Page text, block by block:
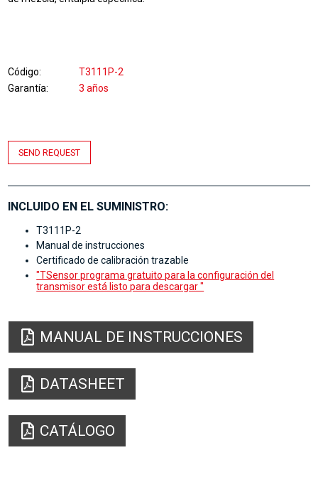
Código
T3111P-2
Garantía
3 años
SEND REQUEST
INCLUIDO EN EL SUMINISTRO:
T3111P-2
Manual de instrucciones
Certificado de calibración trazable
"TSensor programa gratuito para la configuración del
transmisor está listo para descargar "
MANUAL DE INSTRUCCIONES
DATASHEET
CATÁLOGO